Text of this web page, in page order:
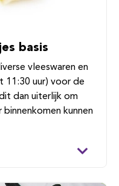
basis
vleeswaren en
uur) voor de
dan uiterlijk om
kunnen